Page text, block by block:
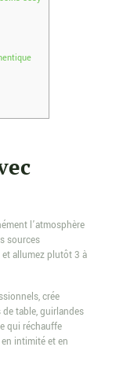
l’atmosphère
sources
allumez plutôt 3 à
crée
table, guirlandes
qui réchauffe
intimité et en